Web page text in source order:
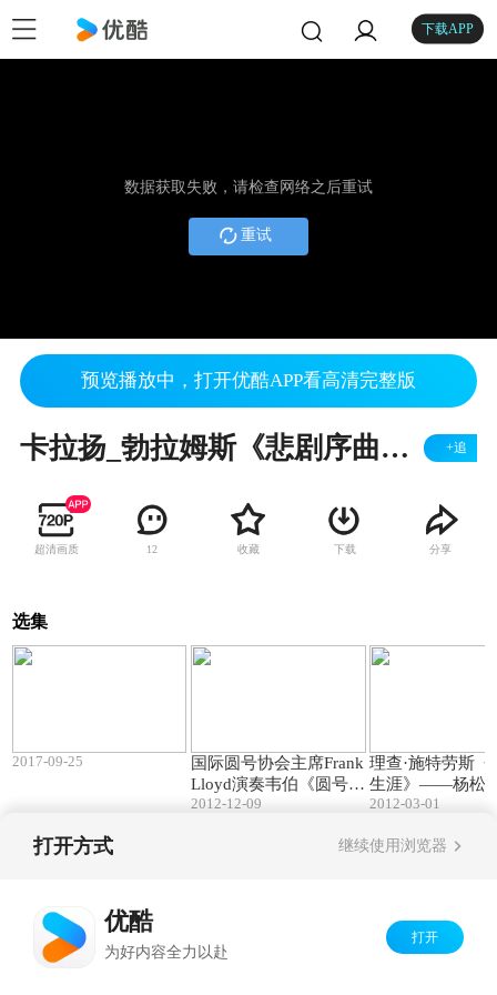
下载APP
数据获取失败，请检查网络之后重试
重试
预览播放中，打开优酷APP看高清完整版
卡拉扬_勃拉姆斯《悲剧序曲》_SONY_80年代版 +追
超清画质 12 收藏 下载 分享
选集
2017-09-25
国际圆号协会主席Frank
Lloyd演奏韦伯《圆号协
奏曲》
2012-12-09
理查·施特劳斯《
生涯》——杨松
阿姆斯特丹皇家
2012-03-01
打开方式 继续使用浏览器
优酷
为好内容全力以赴
打开